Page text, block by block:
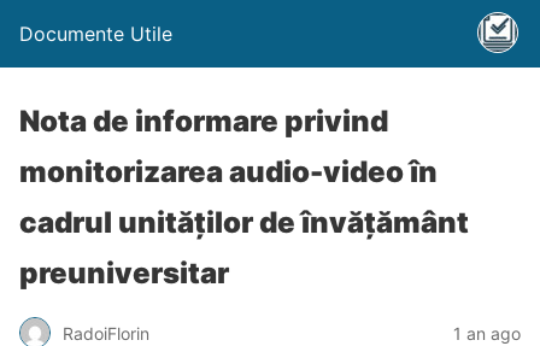
Documente Utile
Nota de informare privind
monitorizarea audio-video în
cadrul unităţilor de învăţământ
preuniversitar
RadoiFlorin 1 an ago